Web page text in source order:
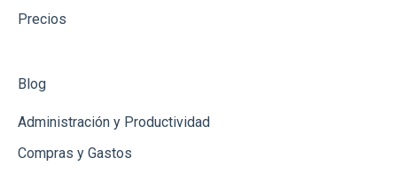
Usuarios
Productos
Precios
Blog
Administración y Productividad
Compras y Gastos